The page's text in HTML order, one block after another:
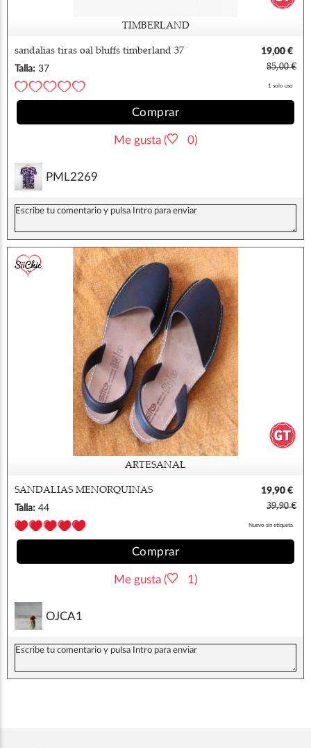
TIMBERLAND
sandalias tiras oal bluffs timberland 37
19,00 €
Talla: 37 85,00 €
1 solo uso
Comprar
Me gusta ( 0)
PML2269
ARTESANAL
SANDALIAS MENORQUINAS
19,90 €
Talla: 44 39,90 €
Nuevo sin etiqueta
Comprar
Me gusta ( 1)
OJCA1